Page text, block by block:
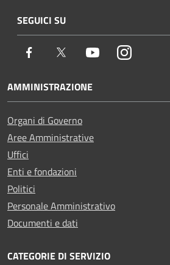
SEGUICI SU
Facebook Twitter YoutubeInstagram
AMMINISTRAZIONE
Organi di Governo
Aree Amministrative
Uffici
Enti e fondazioni
Politici
Personale Amministrativo
Documenti e dati
CATEGORIE DI SERVIZIO